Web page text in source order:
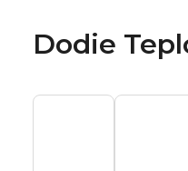
Dodie